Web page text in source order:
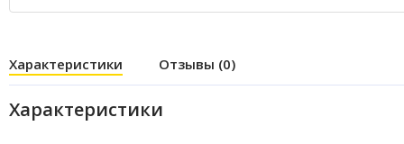
Характеристики Отзывы (0)
Характеристики